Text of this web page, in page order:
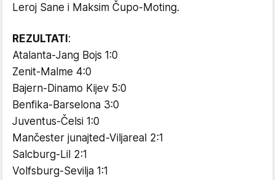
Leroj Sane i Maksim Čupo-Moting.
REZULTATI :
Atalanta-Jang Bojs 1:0
Zenit-Malme 4:0
Bajern-Dinamo Kijev 5:0
Benfika-Barselona 3:0
Juventus-Čelsi 1:0
Mančester junajted-Viljareal 2:1
Salcburg-Lil 2:1
Volfsburg-Sevilja 1:1